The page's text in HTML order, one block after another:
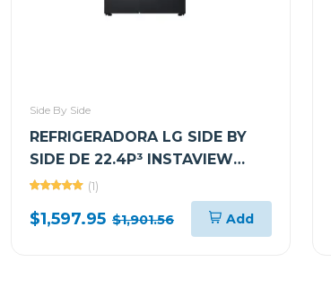
Side By Side
REFRIGERADORA LG SIDE BY
SIDE DE 22.4P³ INSTAVIEW
DOOR IN DOOR CRAFT ICE
(1)
$1,597.95 $1,901.56 Add